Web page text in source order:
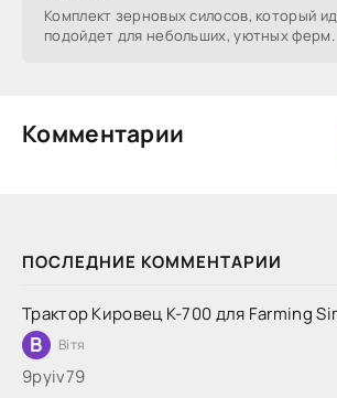
ПОСЛЕДНИЕ КОММЕНТАРИИ
Трактор Кировец К-700 для Farming
В Вітя
9руіv79
Комплект зерновых силосов, который
подойдет для небольших, уютных ферм.
Комментарии